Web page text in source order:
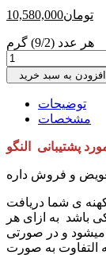
10,580,000تومان
هر عدد (9/2) گرم
افزودن به سبد خرید
توضیحات
مشخصات
ی شما دریافت
باشد به ازای هر
دریافت میشود و در صورتی
التفاوت به صورت